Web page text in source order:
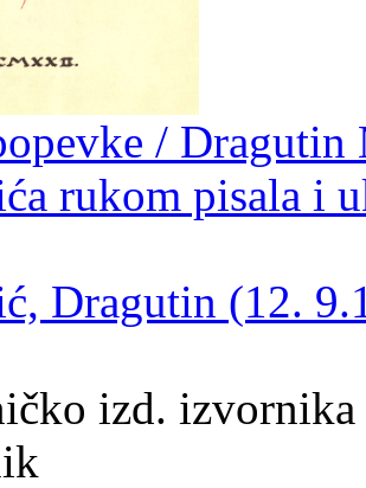
/ Dragutin
rukom pisala i
Dragutin (12.
izd.